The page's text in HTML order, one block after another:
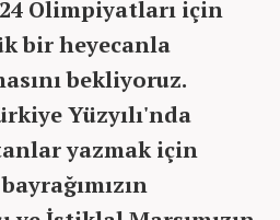
Olimpiyatları için
bir heyecanla
bekliyoruz.
Yüzyılı'nda
yazmak için